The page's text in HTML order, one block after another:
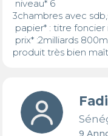
3chambres avec
produit très bien
9